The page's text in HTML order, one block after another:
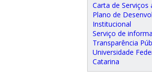
Carta de Serviços
Plano de
Institucional
Serviço de
Transparência
Universidade
Catarina